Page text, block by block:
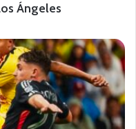
Ángeles